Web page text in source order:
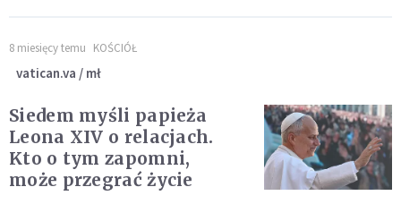
8 miesięcy temu KOŚCIÓŁ
vatican.va / mł
Siedem myśli papieża
Leona XIV o relacjach.
Kto o tym zapomni,
może przegrać życie